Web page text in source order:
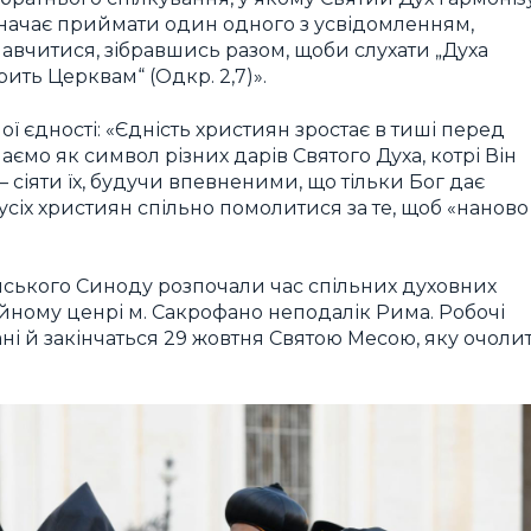
приймати один одного з усвідомленням,
зібравшись разом, щоби слухати „Духа
Церквам“ (Одкр. 2,7)».
єдності: «Єдність християн зростає в тиші перед
як символ різних дарів Святого Духа, котрі Він
їх, будучи впевненими, що тільки Бог дає
християн спільно помолитися за те, щоб «наново
Синоду розпочали час спільних духовних
ценрі м. Сакрофано неподалік Рима. Робочі
й закінчаться 29 жовтня Святою Месою, яку